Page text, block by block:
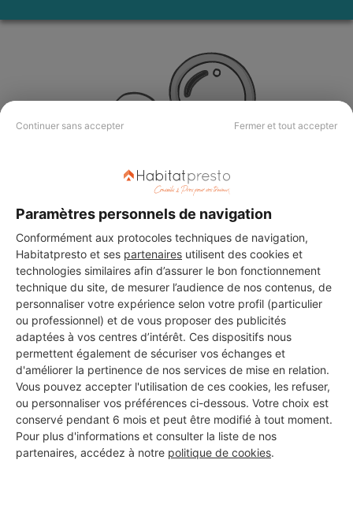
Continuer sans accepter Fermer et tout accepter
Paramètres personnels de navigation
Conformément aux protocoles techniques de navigation,
Habitatpresto et ses partenaires utilisent des cookies et
technologies similaires afin d’assurer le bon fonctionnement
technique du site, de mesurer l’audience de nos contenus, de
personnaliser votre expérience selon votre profil (particulier
ou professionnel) et de vous proposer des publicités
adaptées à vos centres d’intérêt. Ces dispositifs nous
permettent également de sécuriser vos échanges et
d'améliorer la pertinence de nos services de mise en relation.
Vous pouvez accepter l'utilisation de ces cookies, les refuser,
ou personnaliser vos préférences ci-dessous. Votre choix est
conservé pendant 6 mois et peut être modifié à tout moment.
Pour plus d'informations et consulter la liste de nos
partenaires, accédez à notre politique de cookies.
Aucun autre professionnel disponible dans cette zone
géographique.
PROFESSIONNEL, VOUS
SOUHAITEZ NOUS
REJOINDRE ?